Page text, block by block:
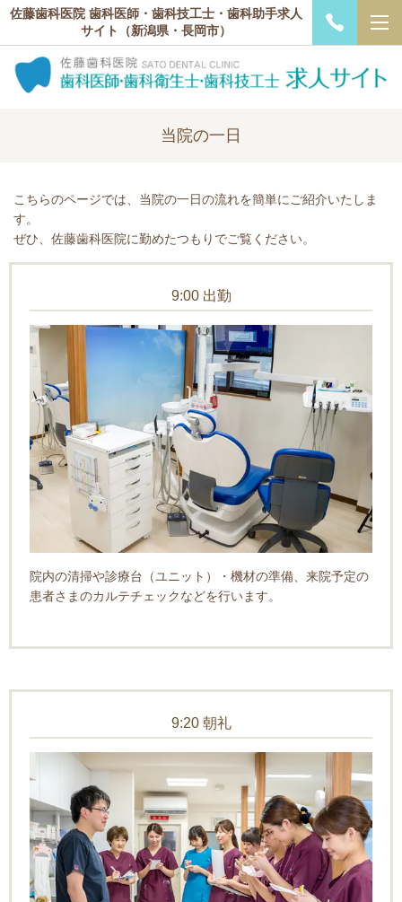
佐藤歯科医院 歯科医師・歯科技工士・歯科助手求人
サイト（新潟県・長岡市）
当院の一日
こちらのページでは、当院の一日の流れを簡単にご紹介いたしま
す。
ぜひ、佐藤歯科医院に勤めたつもりでご覧ください。
9:00 出勤
院内の清掃や診療台（ユニット）・機材の準備、来院予定の
患者さまのカルテチェックなどを行います。
9:20 朝礼